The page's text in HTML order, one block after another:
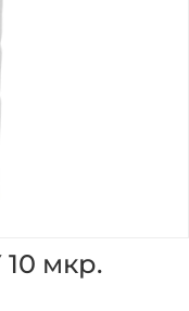
10 мкр.